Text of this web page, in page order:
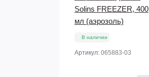
Solins FREEZER, 400
мл (аэрозоль)
В наличии
Артикул: 065883-03